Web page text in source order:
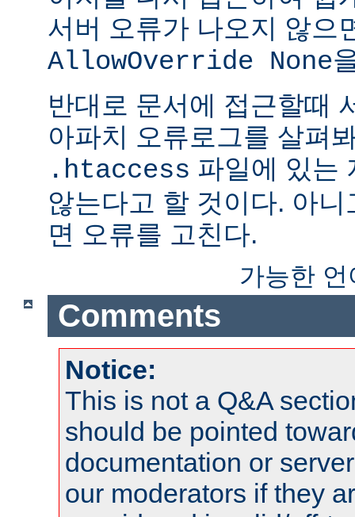
서버 오류가 나오지 않으
AllowOverride None
반대로 문서에 접근할때
아파치 오류로그를 살펴
.htaccess 파일에 있는
않는다고 할 것이다. 아
면 오류를 고친다.
가능한
Comments
Notice:
This is not a Q&A
should be pointed
documentation or
our moderators if they